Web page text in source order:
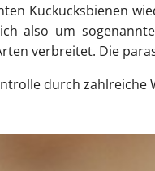
Kuckucksbienen
also um
verbreitet. Die
durch zahlreiche